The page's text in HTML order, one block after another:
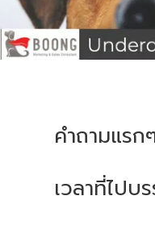
คำถามแรก
เวลาที่ไปบ